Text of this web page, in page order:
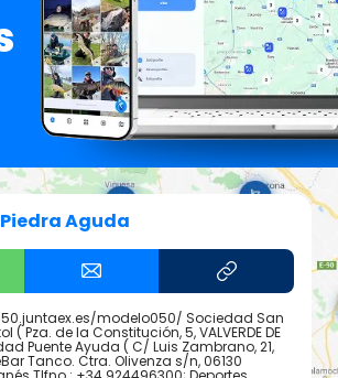
Aguda
modelo050/ Sociedad San
( Pza. de la Constitución, 5, VALVERDE DE
Puente Ayuda ( C/ Luis Zambrano, 21,
Tanco. Ctra. Olivenza s/n, 06130